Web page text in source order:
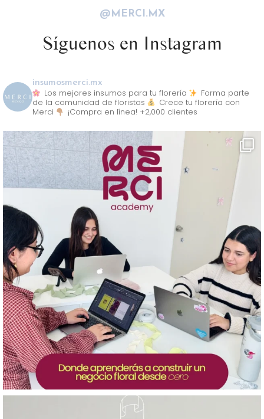
@MERCI.MX
Síguenos en Instagram
insumosmerci.mx
Los mejores insumos para tu florería
Forma parte
de la comunidad de floristas
Crece tu florería con
Merci
¡Compra en línea! +2,000 clientes